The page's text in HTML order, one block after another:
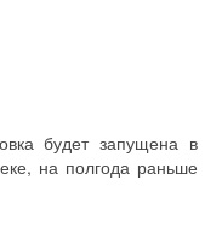
будет запущена в
на полгода раньше